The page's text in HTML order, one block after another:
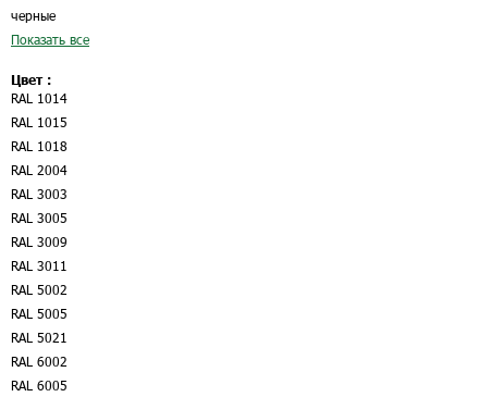
черные
Показать все
Цвет :
RAL 1014
RAL 1015
RAL 1018
RAL 2004
RAL 3003
RAL 3005
RAL 3009
RAL 3011
RAL 5002
RAL 5005
RAL 5021
RAL 6002
RAL 6005